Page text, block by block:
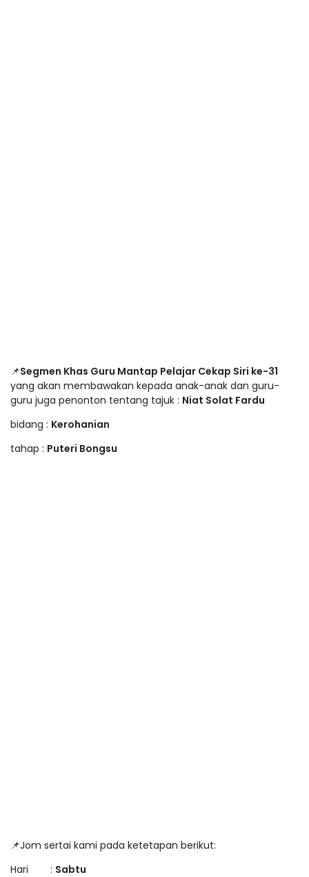
📌Segmen Khas Guru Mantap Pelajar Cekap Siri ke-31
yang akan membawakan kepada anak-anak dan guru-
guru juga penonton tentang tajuk : Niat Solat Fardu
bidang : Kerohanian
tahap : Puteri Bongsu
📌Jom sertai kami pada ketetapan berikut:
Hari : Sabtu